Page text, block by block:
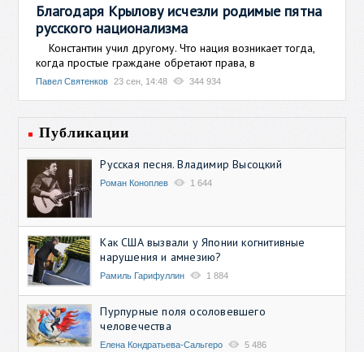
Благодаря Крылову исчезли родимые пятна
русского национализма
Константин учил другому. Что нация возникает тогда,
когда простые граждане обретают права, в
Павел Святенков 23 сен, 14:48 344 934
Публикации
Русская песня. Владимир Высоцкий
Роман Коноплев 1 644
Как США вызвали у Японии когнитивные
нарушения и амнезию?
Рамиль Гарифуллин 1 884
Пурпурные поля осоловевшего
человечества
Елена Кондратьева-Сальгеро 5 486